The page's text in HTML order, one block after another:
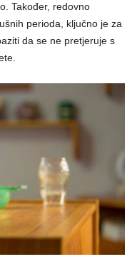
Također, redovno
perioda, ključno je za
da se ne pretjeruje s